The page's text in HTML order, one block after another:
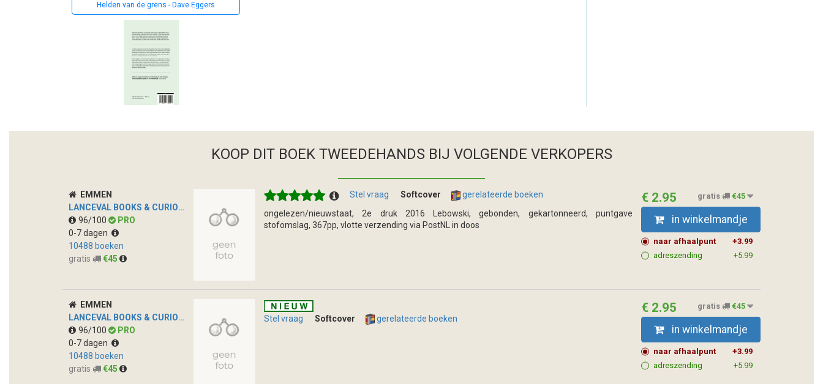
Helden van de grens - Dave Eggers
KOOP DIT BOEK TWEEDEHANDS BIJ VOLGENDE VERKOPERS
EMMEN
LANCEVAL BOOKS & CURIOSA
96/100
PRO
0-7 dagen
10488 boeken
gratis
€45
Stel vraag Softcover
gerelateerde boeken
ongelezen/nieuwstaat, 2e druk 2016 Lebowski, gebonden, gekartonneerd, puntgave
stofomslag, 367pp, vlotte verzending via PostNL in doos
€ 2.95 gratis €45
in winkelmandje
naar afhaalpunt
+3.99
adreszending
+5.99
EMMEN
LANCEVAL BOOKS & CURIOSA
96/100
PRO
0-7 dagen
10488 boeken
gratis
€45
Stel vraag Softcover gerelateerde boeken
€ 2.95 gratis €45
in winkelmandje
naar afhaalpunt
+3.99
adreszending
+5.99